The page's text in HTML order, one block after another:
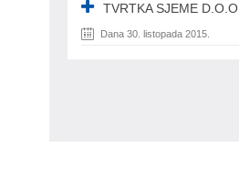
TVRTKA SJEME D.O.O.
Dana 30. listopada 2015.